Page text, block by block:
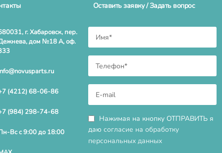
г. Хабаровск, пер.
дом №18 А, оф.
(4212) 68-06-86
(984) 298-74-68
Вс с 9:00 до 18:00
Оставить заявку / Задать вопрос
Нажимая на кнопку ОТПРАВИТЬ я
даю согласие на обработку
персональных данных